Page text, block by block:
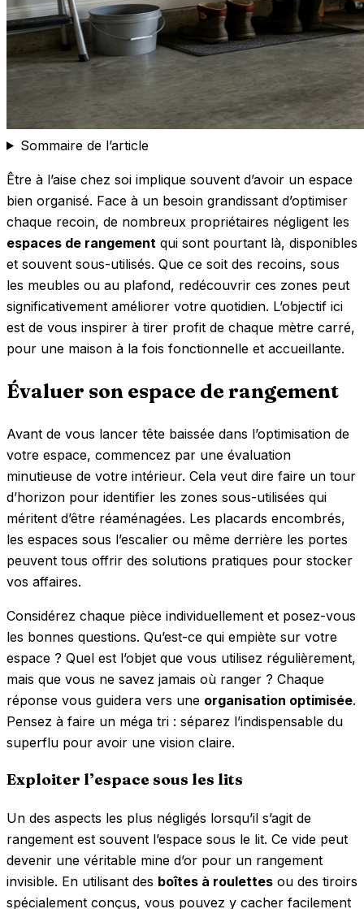
Sommaire de l’article
Être à l’aise chez soi implique souvent d’avoir un espace
bien organisé. Face à un besoin grandissant d’optimiser
chaque recoin, de nombreux propriétaires négligent les
espaces de rangement qui sont pourtant là, disponibles
et souvent sous-utilisés. Que ce soit des recoins, sous
les meubles ou au plafond, redécouvrir ces zones peut
significativement améliorer votre quotidien. L’objectif ici
est de vous inspirer à tirer profit de chaque mètre carré,
pour une maison à la fois fonctionnelle et accueillante.
Évaluer son espace de rangement
Avant de vous lancer tête baissée dans l’optimisation de
votre espace, commencez par une évaluation
minutieuse de votre intérieur. Cela veut dire faire un tour
d’horizon pour identifier les zones sous-utilisées qui
méritent d’être réaménagées. Les placards encombrés,
les espaces sous l’escalier ou même derrière les portes
peuvent tous offrir des solutions pratiques pour stocker
vos affaires.
Considérez chaque pièce individuellement et posez-vous
les bonnes questions. Qu’est-ce qui empiète sur votre
espace ? Quel est l’objet que vous utilisez régulièrement,
mais que vous ne savez jamais où ranger ? Chaque
réponse vous guidera vers une organisation optimisée.
Pensez à faire un méga tri : séparez l’indispensable du
superflu pour avoir une vision claire.
Exploiter l’espace sous les lits
Un des aspects les plus négligés lorsqu’il s’agit de
rangement est souvent l’espace sous le lit. Ce vide peut
devenir une véritable mine d’or pour un rangement
invisible. En utilisant des boîtes à roulettes ou des tiroirs
spécialement conçus, vous pouvez y cacher facilement